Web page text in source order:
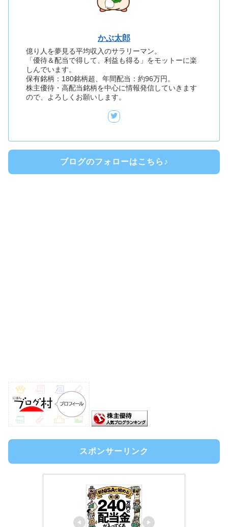
かぶ太郎
億り人を夢見る平均収入のサラリーマン。
「優待＆配当で得して、利益も得る」をモットーに楽
しんでいます。
保有銘柄：180銘柄超、年間配当：約96万円。
株主優待・高配当銘柄を中心に情報発信していきます
ので、よろしくお願いします。
ブログのフォローはこちら♪
スポンサーリンク